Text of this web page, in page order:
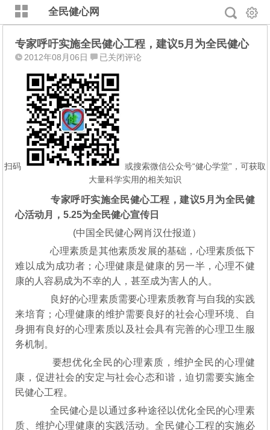
全民健心网
专家呼吁实施全民健心工程，建议5月为全民健心
2012年08月06日
专
呼
吁
实
施
全
民
健
心
程，
建
议
月
为
全
民
健
心
已关闭评论
扫码
或搜索微信公众号“健心学堂”，可获取
大量科学实用的相关知识
专家呼吁实施全民健心工程，建议5月为全民健
心活动月，5.25为全民健心宣传日
(中国全民健心网肖汉仕报道）
心理素质是其他素质发展的基础，心理素质低下
难以成为成功者；心理健康是健康的另一半，心理不健
康的人容易成为不幸的人，甚至成为害人的人。
良好的心理素质需要心理素质教育与自我的实践
来培育；心理健康的维护需要良好的社会心理环境、自
身拥有良好的心理素质以及社会具有完善的心理卫生服
务机制。
要想优化全民的心理素质，维护全民的心理健
康，促进社会的安定与社会心态和谐，迫切需要实施全
民健心工程。
全民健心是以通过多种途径以优化全民的心理素
质、维护心理健康的实践活动。全民健心工程的实施必